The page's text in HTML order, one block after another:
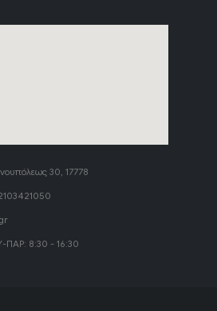
30, 17778
ΠΑΡ: 8:30 - 16:30